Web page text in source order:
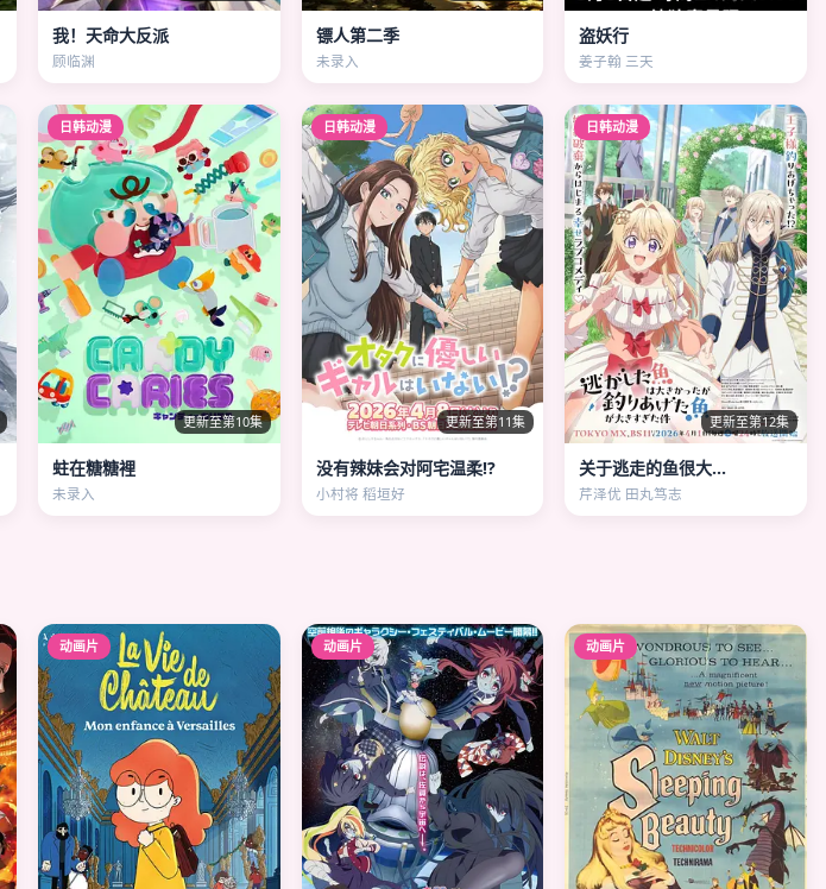
我！天命大反派
顾临渊
镖人第二季
未录入
盗妖行
姜子翰 三天
日韩动漫
更新至第10集
蛀在糖糖裡
未录入
日韩动漫
更新至第11集
没有辣妹会对阿宅温柔!?
小村将 稻垣好
日韩动漫
更新至第12集
关于逃走的鱼很大…
芹泽优 田丸笃志
动画片 动画片 动画片